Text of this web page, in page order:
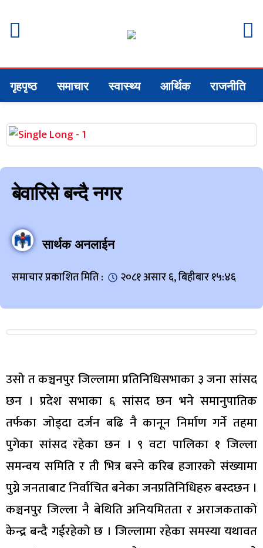
गृहपृष्ठ समाचार स्वास्थ्य आर्थिक राजनीति
बेवारिसे बन्दै नगर
सार्थक अनलाईन
समाचार प्रकाशित मिति : २०८१ असार ६, बिहीबार १५:४६
उसो त कञ्चनपुर जिल्लामा प्रतिनिधिसभाका ३ जना सांसद
छन । प्रदेश सभाका ६ सांसद छन भने समानुपातिक
तर्फका जोड्दा दर्जन बढि नै कानून निर्माण गर्ने तहमा
पुगेका सांसद रहेका छन । ९ वटा पालिका १ जिल्ला
समन्वय समिति र ती भित्र बस्ने करिब हजारको संख्यामा
पुग्ने जनताबाट निर्वाचित बनेका जनप्रतिनिधिहरु बस्दछन ।
कञ्चनपुर जिल्ला नै बेथिति अनियमितता र अराजकताको
केन्द्र बन्दै गईरहेको छ । जिल्लामा रहेका समस्या यथावत